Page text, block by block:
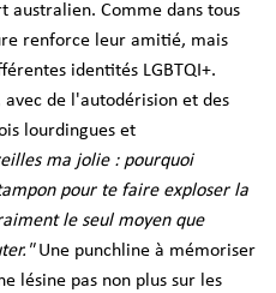
australien. Comme dans tous
renforce leur amitié, mais
identités LGBTQI+.
de l'autodérision et des
lourdingues et
ma jolie : pourquoi
pour te faire exploser la
le seul moyen que
Une punchline à mémoriser
lésine pas non plus sur les